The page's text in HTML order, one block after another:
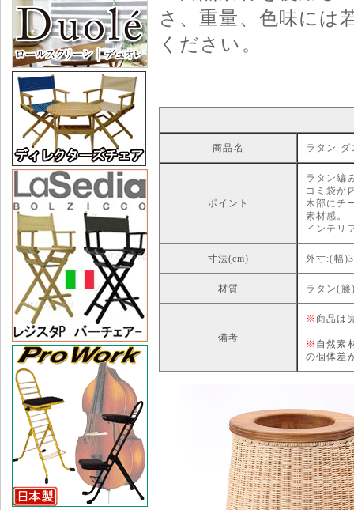
さ、重量、色味には
ください。
商品名 ラタン ダ
ポイント
ラタン編
ゴミ袋が
木部にチ
素材感。
インテリ
寸法(cm) 外寸:(幅
材質 ラタン(
備考
※商品は
※ 自然素
の個体差